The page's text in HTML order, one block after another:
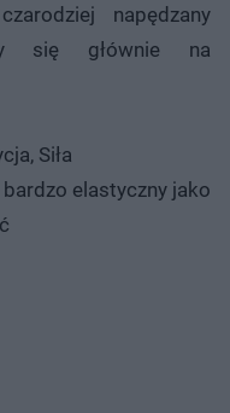
napędzany
się głównie na
Siła
elastyczny jako